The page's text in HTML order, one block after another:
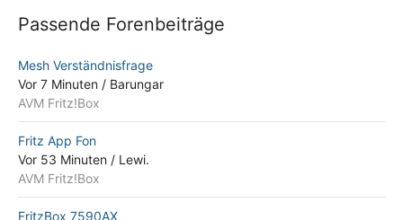
Passende Forenbeiträge
Mesh Verständnisfrage
Vor 7 Minuten / Barungar
AVM Fritz!Box
Fritz App Fon
Vor 53 Minuten / Lewi.
AVM Fritz!Box
FritzBox 7590AX